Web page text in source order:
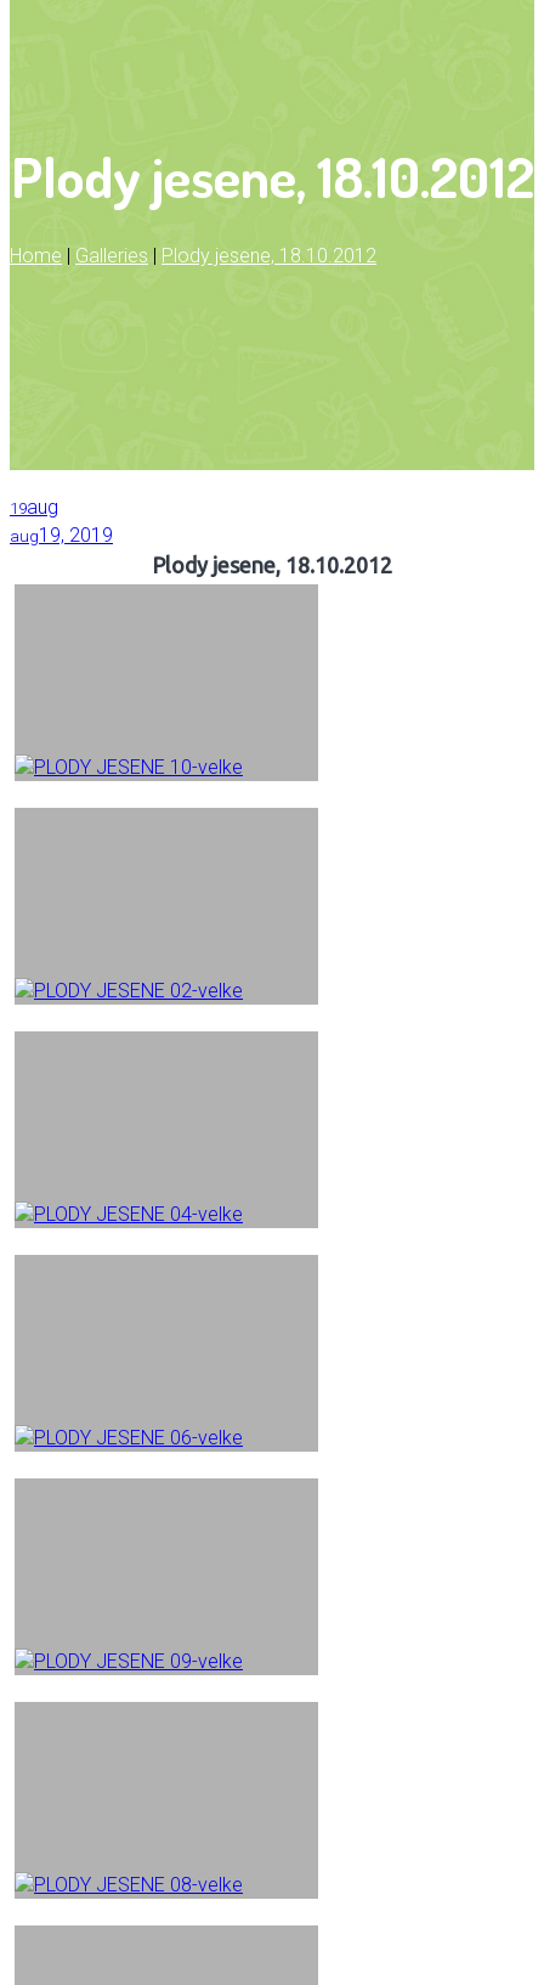
Plody jesene, 18.10.2012
Home | Galleries | Plody jesene, 18.10.2012
19aug
aug19, 2019
Plody jesene, 18.10.2012